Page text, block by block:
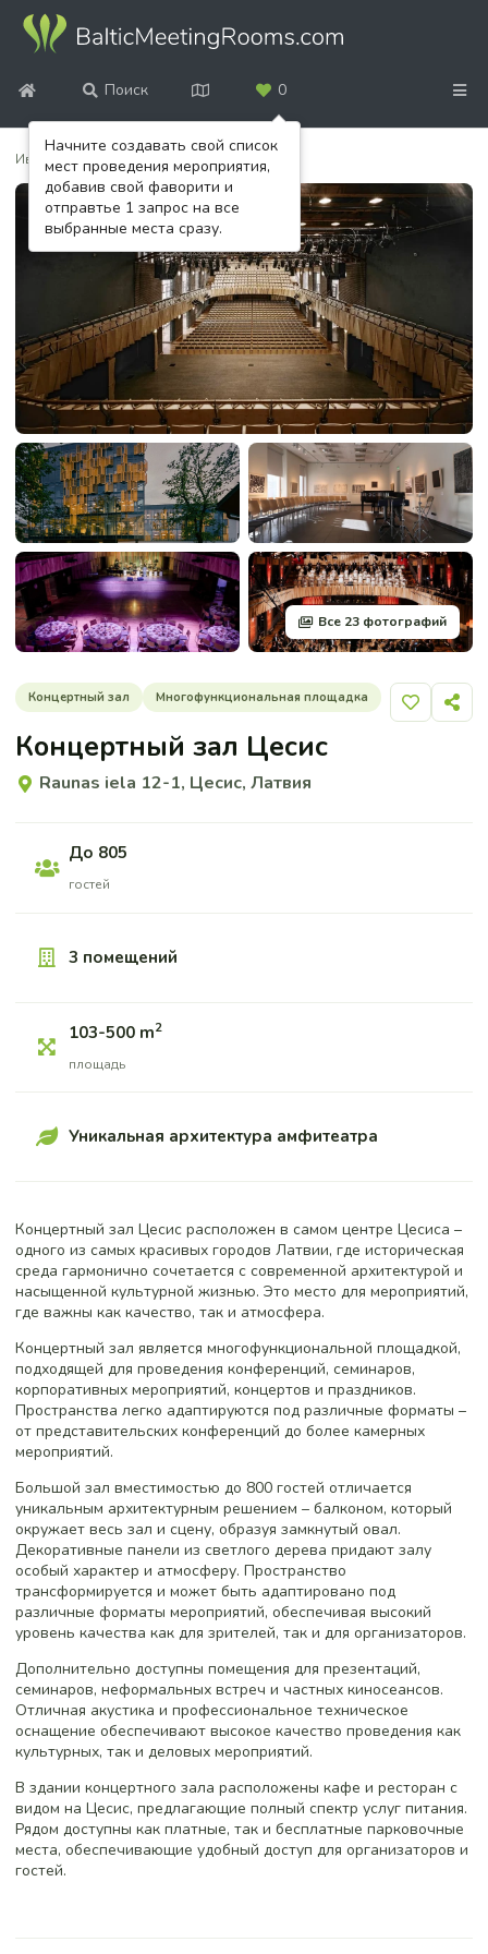
Поиск 0
Ивент-площадки/ Концертный зал Цесис
Все 23 фотографий
Концертный зал Многофункциональная площадка
Добавить
Концертный зал Цесис
Raunas iela 12-1, Цесис, Латвия
До 805
гостей
3 помещений
103-500 m2
площадь
Уникальная архитектура амфитеатра
Концертный зал Цесис расположен в самом центре Цесиса –
одного из самых красивых городов Латвии, где историческая
среда гармонично сочетается с современной архитектурой и
насыщенной культурной жизнью. Это место для мероприятий,
где важны как качество, так и атмосфера.
Концертный зал является многофункциональной площадкой,
подходящей для проведения конференций, семинаров,
корпоративных мероприятий, концертов и праздников.
Пространства легко адаптируются под различные форматы –
от представительских конференций до более камерных
мероприятий.
Большой зал вместимостью до 800 гостей отличается
уникальным архитектурным решением – балконом, который
окружает весь зал и сцену, образуя замкнутый овал.
Декоративные панели из светлого дерева придают залу
особый характер и атмосферу. Пространство
трансформируется и может быть адаптировано под
различные форматы мероприятий, обеспечивая высокий
уровень качества как для зрителей, так и для организаторов.
Дополнительно доступны помещения для презентаций,
семинаров, неформальных встреч и частных киносеансов.
Отличная акустика и профессиональное техническое
оснащение обеспечивают высокое качество проведения как
культурных, так и деловых мероприятий.
В здании концертного зала расположены кафе и ресторан с
видом на Цесис, предлагающие полный спектр услуг питания.
Рядом доступны как платные, так и бесплатные парковочные
места, обеспечивающие удобный доступ для организаторов и
гостей.
Начните создавать свой список
мест проведения мероприятия,
добавив свой фаворити и
отправтье 1 запрос на все
выбранные места сразу.